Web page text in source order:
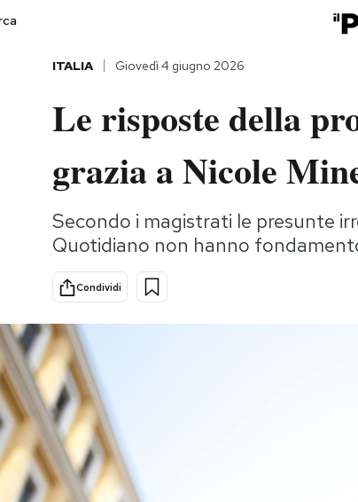
Storie/Idee
Ok Boomer!
Altrecose
Mondiali calcio 2026
ITALIA Giovedì 4 giugno 2026
Le risposte della
grazia a Nicole
Secondo i magistrati le presunte
Quotidiano non hanno
Condividi